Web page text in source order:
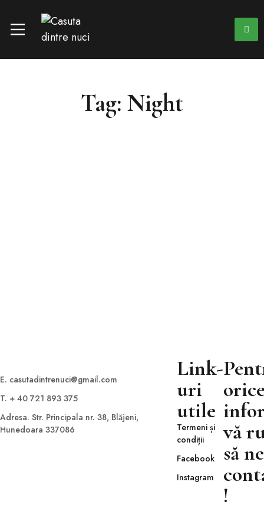
Tag: Night
E. casutadintrenuci@gmail.com
T. + 40 721 893 375
Adresa. Str. Principala nr. 38, Blăjeni,
Hunedoara 337086
Link-
uri
utile
Termeni și
condiții
Facebook
Instagram
vă
să ne
!